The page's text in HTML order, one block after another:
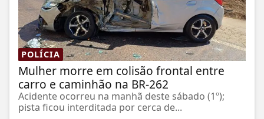
POLÍCIA
Mulher morre em colisão frontal entre
carro e caminhão na BR-262
Acidente ocorreu na manhã deste sábado (1º);
pista ficou interditada por cerca de...